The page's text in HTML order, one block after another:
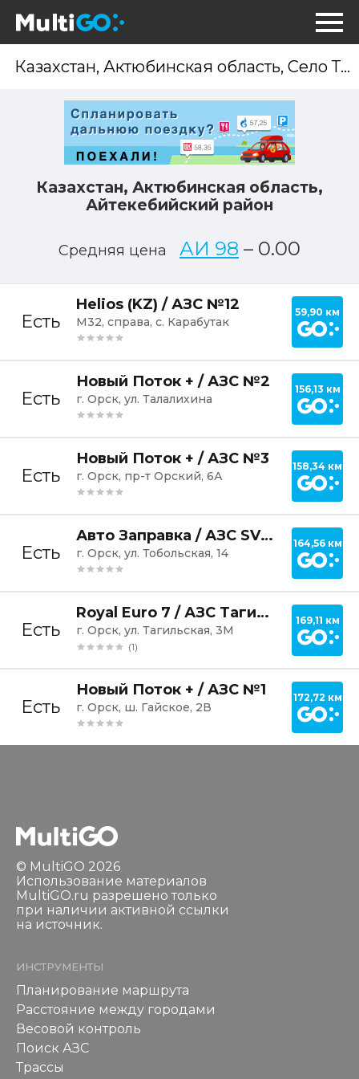
Казахстан, Актюбинская область,
Айтекебийский район
Средняя цена АИ 98 – 0.00
Есть
Helios (KZ) / АЗС №12
М32, справа, с. Карабутак
59,90 км
Есть
Новый Поток + / АЗС №2
г. Орск, ул. Талалихина
156,13 км
Есть
Новый Поток + / АЗС №3
г. Орск, пр-т Орский, 6А
158,34 км
Есть
Авто Заправка / АЗС SV Petrol
г. Орск, ул. Тобольская, 14
164,56 км
Есть
Royal Euro 7 / АЗС Тагильская
г. Орск, ул. Тагильская, 3М
(1)
169,11 км
Есть
Новый Поток + / АЗС №1
г. Орск, ш. Гайское, 2В
172,72 км
© MultiGO 2026
Использование материалов
MultiGO.ru разрешено только
при наличии активной ссылки
на источник.
ИНСТРУМЕНТЫ
Планирование маршрута
Расстояние между городами
Весовой контроль
Поиск АЗС
Трассы